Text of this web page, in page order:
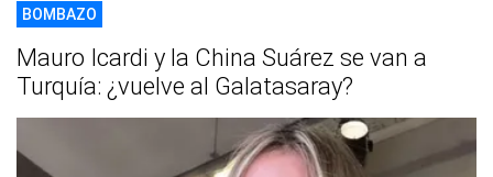
BOMBAZO
Mauro Icardi y la China Suárez se van a
Turquía: ¿vuelve al Galatasaray?